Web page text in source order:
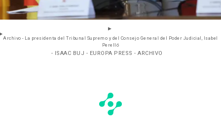
Archivo - La presidenta del Tribunal Supremo y del Consejo General del Poder Judicial, Isabel
Perelló
- ISAAC BUJ - EUROPA PRESS - ARCHIVO